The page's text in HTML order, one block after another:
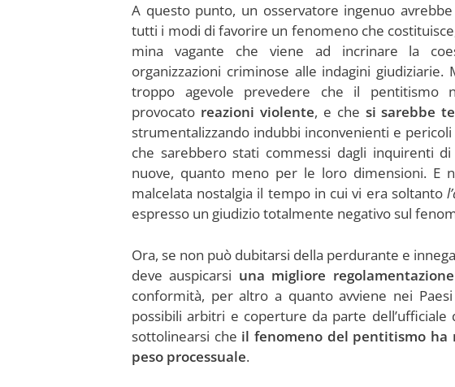
A questo punto, un osservatore ingenuo
tutti i modi di favorire un fenomeno che
mina vagante che viene ad incrinare la
organizzazioni criminose alle indagini
troppo agevole prevedere che il pentitismo
provocato reazioni violente, e che si sarebbe
strumentalizzando indubbi inconvenienti e
che sarebbero stati commessi dagli inquirenti
nuove, quanto meno per le loro dimensioni. E
malcelata nostalgia il tempo in cui vi era soltanto
espresso un giudizio totalmente negativo sul
Ora, se non può dubitarsi della perdurante e
deve auspicarsi una migliore
conformità, per altro a quanto avviene nei
possibili arbitri e coperture da parte dell’ufficiale
sottolinearsi che il fenomeno del pentitismo ha
peso processuale.